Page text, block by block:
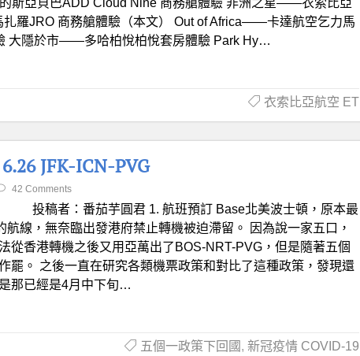
斯亞貝巴ADD Cloud Nine 商務艙體驗 非洲之星——衣索比亞
羅JRO 商務艙體驗（本文） Out of Africa——卡達航空乞力馬
大隱於市——多哈柏悅柏悅套房體驗 Park Hy…
衣索比亞航空 ET
JFK-ICN-PVG
42 Comments
投稿者：番茄芋圓君 1. 航班預訂 Base北美波士頓，原本最
線，無奈臨出發港府禁止轉機被迫滯留。 因為說一家五口，
從香港轉機之後又用亞萬出了BOS-NRT-PVG，但是隨著五個
罷。 之後一直在研究各類機票政策和對比了這種政策，發現還
那已經是4月中下旬…
五個一政策下回國 , 新冠疫情 COVID-19